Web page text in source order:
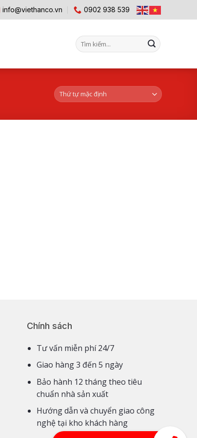
info@viethanco.vn 0902 938 539
Tìm
kiếm:
Chính sách
Tư vấn miễn phí 24/7
Giao hàng 3 đến 5 ngày
Bảo hành 12 tháng theo tiêu
chuẩn nhà sản xuất
Hướng dẫn và chuyển giao công
nghệ tại kho khách hàng